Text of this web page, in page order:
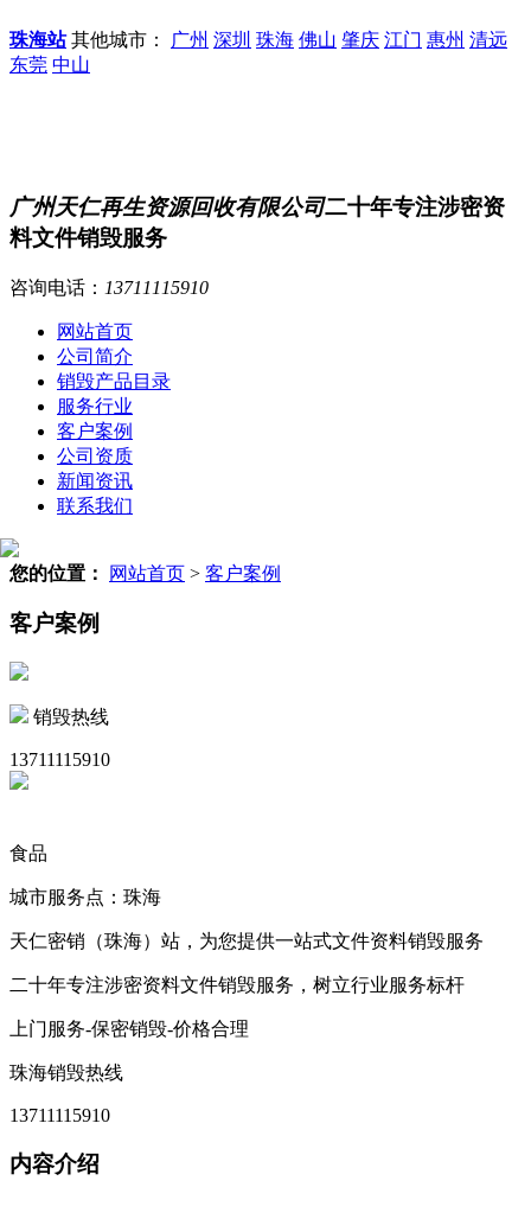
珠海站其他城市： 广州 深圳 珠海 佛山 肇庆 江门 惠州 清远
东莞 中山
广州天仁再生资源回收有限公司二十年专注涉密资
料文件销毁服务
咨询电话： 13711115910
网站首页
公司简介
销毁产品目录
服务行业
客户案例
公司资质
新闻资讯
联系我们
您的位置： 网站首页 > 客户案例
客户案例
销毁热线
13711115910
食品
城市服务点：珠海
天仁密销（珠海）站，为您提供一站式文件资料销毁服务
二十年专注涉密资料文件销毁服务，树立行业服务标杆
上门服务-保密销毁-价格合理
珠海销毁热线
13711115910
内容介绍